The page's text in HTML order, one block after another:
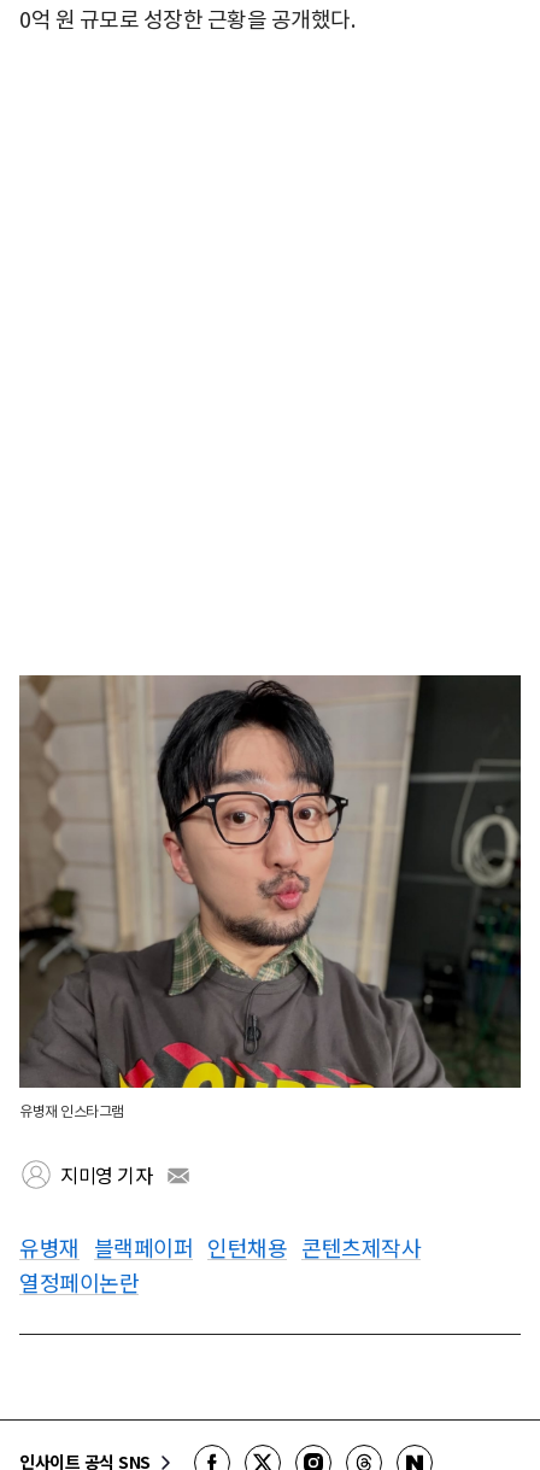
0억 원 규모로 성장한 근황을 공개했다.
유병재 인스타그램
지미영 기자
유병재 블랙페이퍼 인턴채용 콘텐츠제작사
열정페이논란
인사이트 공식 SNS